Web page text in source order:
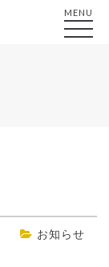
MENU
お知らせ